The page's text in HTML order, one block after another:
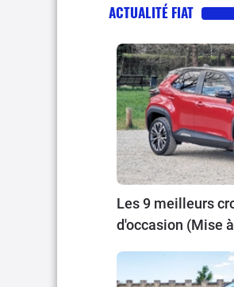
ACTUALITÉ FIAT
Les 9 meilleurs
d'occasion (Mise